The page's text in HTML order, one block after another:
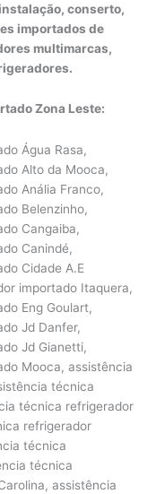
conserto,
importados de
multimarcas,
Zona Leste:
Água Rasa,
Alto da Mooca,
Anália Franco,
Belenzinho,
Cangaiba,
Canindé,
Cidade A.E
importado Itaquera,
Eng Goulart,
Jd Danfer,
Jd Gianetti,
Mooca, assistência
técnica
técnica refrigerador
refrigerador
técnica
técnica
assistência